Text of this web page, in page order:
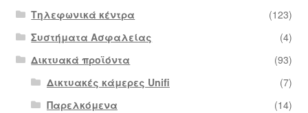
Τηλεφωνικά κέντρα
(123)
Συστήματα Ασφαλείας
(4)
Δικτυακά προϊόντα
(93)
Δικτυακές κάμερες Unifi
(7)
Παρελκόμενα
(14)